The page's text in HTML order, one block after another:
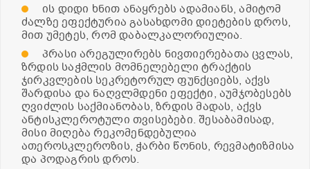
ის დიდი ხნით ანაყრებს ადამიანს, ამიტომ
ძალზე ეფექტურია გასახდომი დიეტების დროს,
მით უმეტეს, რომ დაბალკალორიულია.
პრასი არეგულირებს ნივთიერებათა ცვლას,
ზრდის საჭმლის მომნელებელი ტრაქტის
ჯირკვლების სეკრეტორულ ფუნქციებს, აქვს
შარდისა და ნაღვლმდენი ეფექტი, აუმჯობესებს
ღვიძლის საქმიანობას, ზრდის მადას, აქვს
ანტისკლეროტული თვისებები. შესაბამისად,
მისი მიღება რეკომენდებულია
ათეროსკლეროზის, ჭარბი წონის, რევმატიზმისა
და პოდაგრის დროს.